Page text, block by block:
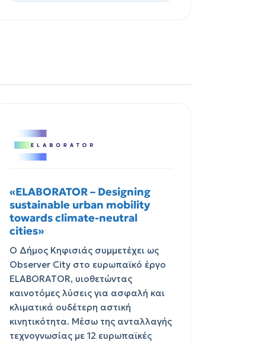
«ELABORATOR – Designing
sustainable urban mobility
towards climate-neutral
cities»
Ο Δήμος Κηφισιάς συμμετέχει ως
Observer City στο ευρωπαϊκό έργο
ELABORATOR, υιοθετώντας
καινοτόμες λύσεις για ασφαλή και
κλιματικά ουδέτερη αστική
κινητικότητα. Μέσω της ανταλλαγής
τεχνογνωσίας με 12 ευρωπαϊκές